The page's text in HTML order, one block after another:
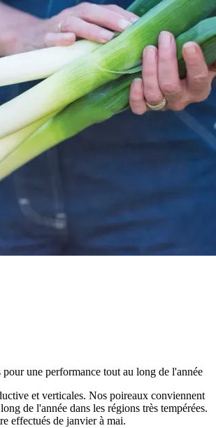
une performance tout au long de l'année
et verticales. Nos poireaux conviennent
de l'année dans les régions très tempérées.
effectués de janvier à mai.